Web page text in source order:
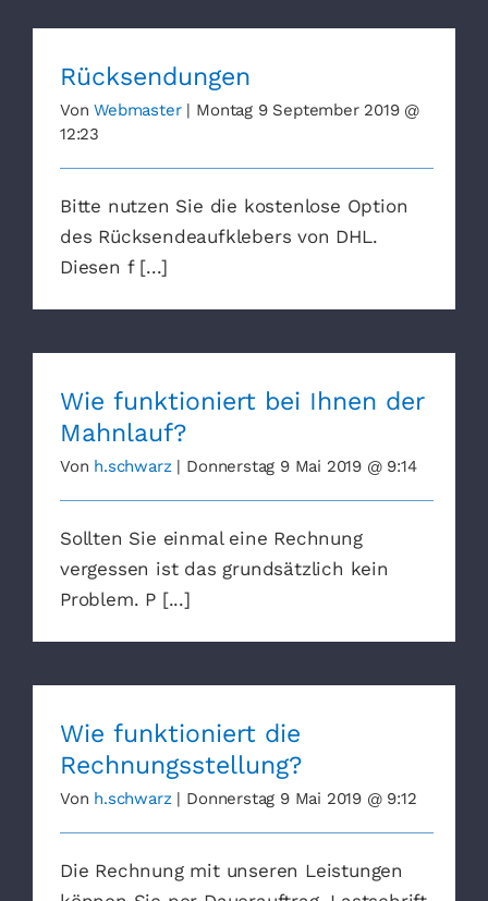
Rücksendungen
VonWebmaster | Montag 9 September 2019 @
12:23
Bitte nutzen Sie die kostenlose Option
des Rücksendeaufklebers von DHL.
Diesen f [...]
Wie funktioniert bei Ihnen der
Mahnlauf?
Von h.schwarz | Donnerstag 9 Mai 2019 @ 9:14
Sollten Sie einmal eine Rechnung
vergessen ist das grundsätzlich kein
Problem. P [...]
Wie funktioniert die
Rechnungsstellung?
Von h.schwarz | Donnerstag 9 Mai 2019 @ 9:12
Die Rechnung mit unseren Leistungen